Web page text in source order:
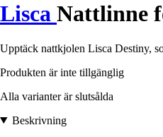
Lisca Nattlinne
Upptäck nattkjolen Lisca Destiny,
Produkten är inte tillgänglig
Alla varianter är slutsålda
Beskrivning